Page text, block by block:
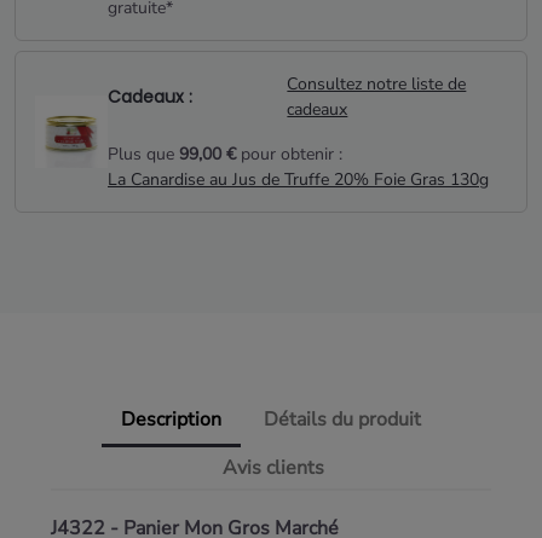
gratuite*
Cadeaux :
Consultez notre liste de
cadeaux
Plus que 99,00 €pour obtenir :
La Canardise au Jus de Truffe 20% Foie Gras 130g
Description
Détails du produit
Avis clients
J4322 - Panier Mon Gros Marché